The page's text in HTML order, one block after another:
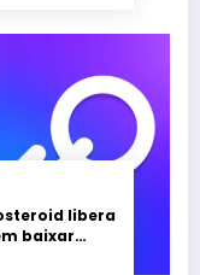
libera
baixar